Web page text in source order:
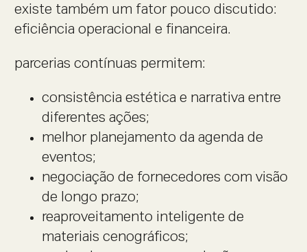
existe também um fator pouco discutido:
eficiência operacional e financeira.
parcerias contínuas permitem:
consistência estética e narrativa entre
diferentes ações;
melhor planejamento da agenda de
eventos;
negociação de fornecedores com visão
de longo prazo;
reaproveitamento inteligente de
materiais cenográficos;